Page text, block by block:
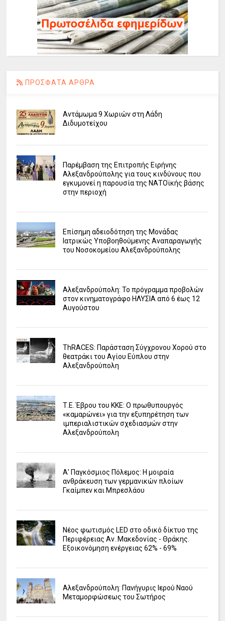
ΠΡΟΣΦΑΤΑ ΑΡΘΡΑ
Αντάμωμα 9 Χωριών στη Λάδη
Διδυμοτείχου
Παρέμβαση της Επιτροπής Ειρήνης
Αλεξανδρούπολης για τους κινδύνους που
εγκυμονεί η παρουσία της ΝΑΤΟϊκής βάσης
στην περιοχή
Επίσημη αδειοδότηση της Μονάδας
Ιατρικώς Υποβοηθούμενης Αναπαραγωγής
του Νοσοκομείου Αλεξανδρούπολης
Αλεξανδρούπολη: Το πρόγραμμα προβολών
στον κινηματογράφο ΗΛΥΣΙΑ από 6 έως 12
Αυγούστου
ΤhRACES: Παράσταση Σύγχρονου Χορού στο
θεατράκι του Αγίου Εύπλου στην
Αλεξανδρούπολη
Τ.Ε. Έβρου του ΚΚΕ: Ο πρωθυπουργός
«καμαρώνει» για την εξυπηρέτηση των
ιμπεριαλιστικών σχεδιασμών στην
Αλεξανδρούπολη
Α' Παγκόσμιος Πόλεμος: Η μοιραία
ανθράκευση των γερμανικών πλοίων
Γκαίμπεν και Μπρεσλάου
Νέος φωτισμός LED στο οδικό δίκτυο της
Περιφέρειας Αν. Μακεδονίας - Θράκης.
Εξοικονόμηση ενέργειας 62% - 69%
Αλεξανδρούπολη: Πανήγυρις Ιερού Ναού
Μεταμορφώσεως του Σωτήρος